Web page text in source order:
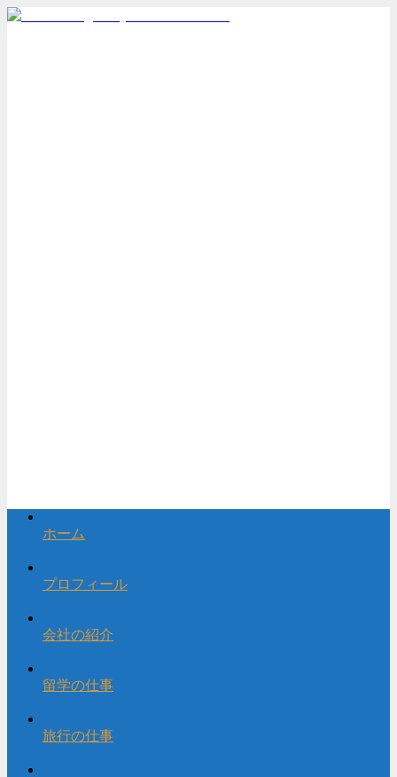
ホーム
プロフィール
会社の紹介
留学の仕事
旅行の仕事